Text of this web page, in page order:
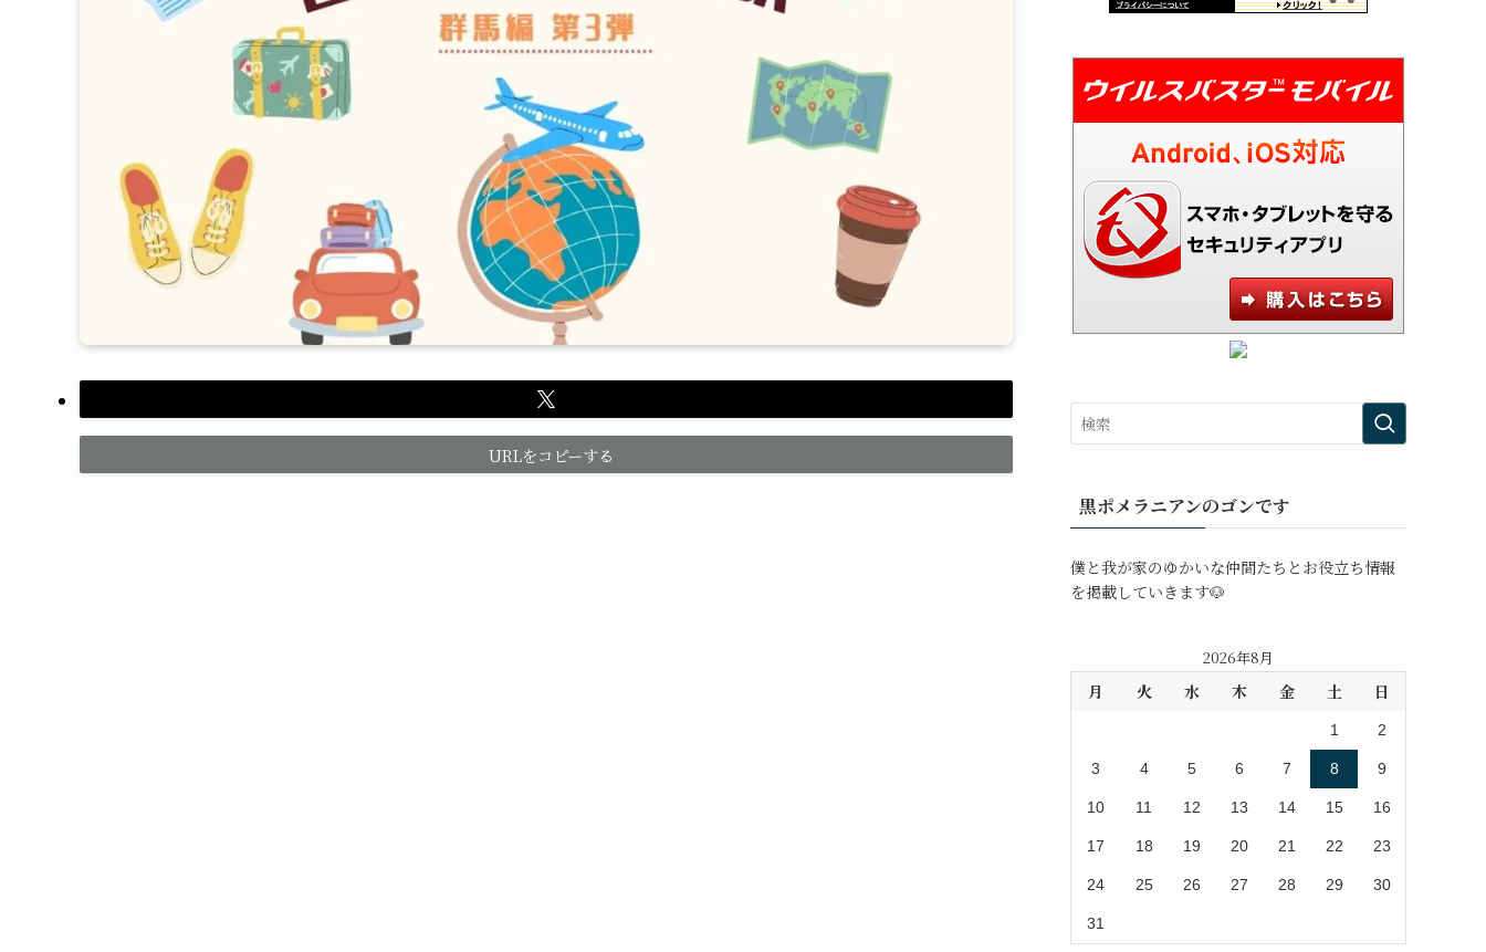
URLをコピーする
黒ポメラニアンのゴンです
僕と我が家のゆかいな仲間たちとお役立ち情報
を掲載していきます🐶
2026年8月
月 火 水 木 金 土 日
1 2
3 4 5 6 7 8 9
10 11 12 13 14 15 16
17 18 19 20 21 22 23
24 25 26 27 28 29 30
31